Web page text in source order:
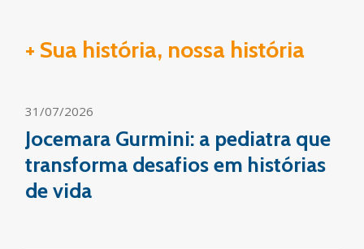
+ Sua história, nossa história
31/07/2026
Jocemara Gurmini: a pediatra que
transforma desafios em histórias
de vida